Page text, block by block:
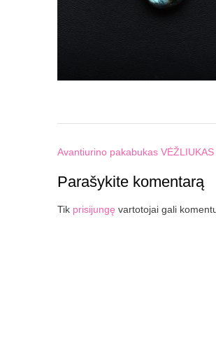
Post
Avantiurino pakabukas VĖŽLIUKAS
Parašykite komentarą
Tik prisijungę vartotojai gali